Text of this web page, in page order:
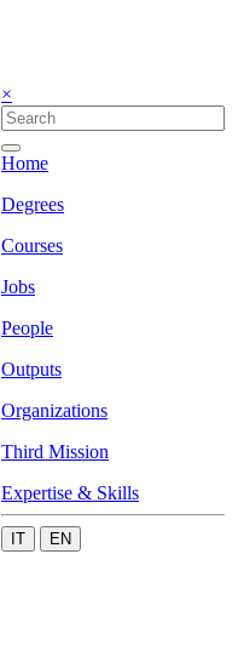
×
Home
Degrees
Courses
Jobs
People
Outputs
Organizations
Third Mission
Expertise & Skills
IT EN